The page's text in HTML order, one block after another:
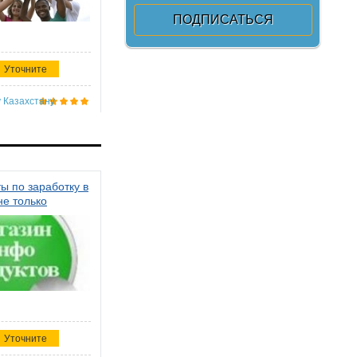
Уточните
Казахстану
по заработку в
только
Уточните